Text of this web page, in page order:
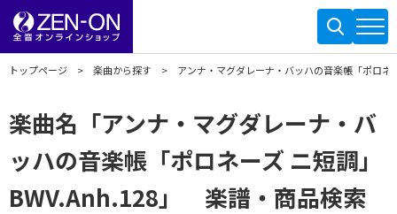
トップページ 楽曲から探す アンナ・マグダレーナ・バッハの音楽帳「ポロネ
楽曲名「アンナ・マグダレーナ・バ
ッハの音楽帳「ポロネーズ ニ短調」
BWV.Anh.128」 楽譜・商品検索